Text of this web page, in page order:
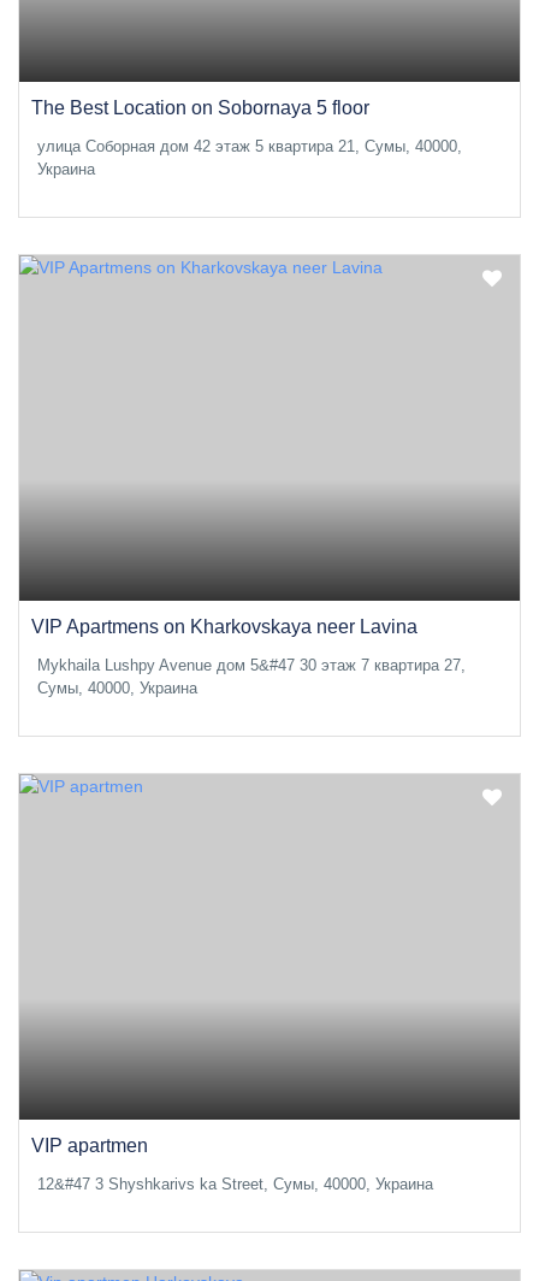
The Best Location on Sobornaya 5 floor
улица Соборная дом 42 этаж 5 квартира 21, Сумы, 40000,
Украина
VIP Apartmens on Kharkovskaya neer Lavina
Mykhaila Lushpy Avenue дом 5&#47 30 этаж 7 квартира 27,
Сумы, 40000, Украина
VIP apartmen
12&#47 3 Shyshkarivs ka Street, Сумы, 40000, Украина